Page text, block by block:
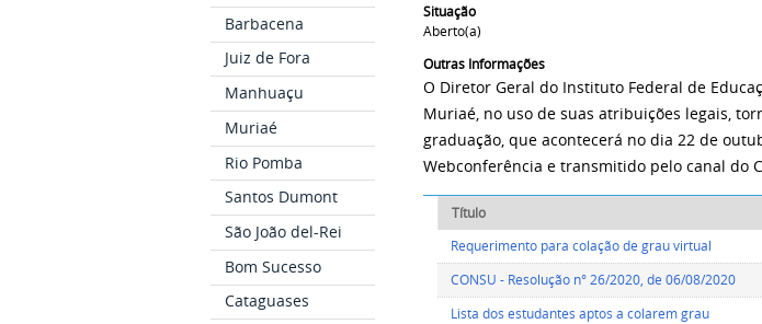
Barbacena
Juiz de Fora
Manhuaçu
Muriaé
Rio Pomba
Santos Dumont
São João del-Rei
Bom Sucesso
Cataguases
Situação
Aberto(a)
Outras Informações
O Diretor Geral do Instituto Federal de
Muriaé, no uso de suas atribuições legais,
graduação, que acontecerá no dia 22 de
Webconferência e transmitido pelo canal do
Título
Requerimento para colação de grau virtual
CONSU - Resolução n° 26/2020, de 06/08/2020
Lista dos estudantes aptos a colarem grau